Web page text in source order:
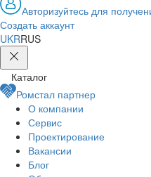
Авторизуйтесь для
Создать аккаунт
UKRRUS
Каталог
Ромстал партнер
О компании
Сервис
Проектирование
Вакансии
Блог